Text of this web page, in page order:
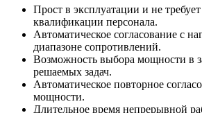
Прост в эксплуатации и не
квалификации персонала.
Автоматическое согласование с
диапазоне сопротивлений.
Возможность выбора мощности в
решаемых задач.
Автоматическое повторное
мощности.
Длительное время непрерывной